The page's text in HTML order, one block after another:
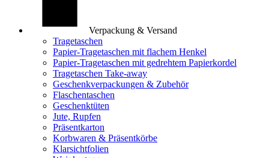
Verpackung & Versand
Tragetaschen
Papier-Tragetaschen mit flachem Henkel
Papier-Tragetaschen mit gedrehtem Papierkordel
Tragetaschen Take-away
Geschenkverpackungen & Zubehör
Flaschentaschen
Geschenktüten
Jute, Rupfen
Präsentkarton
Korbwaren & Präsentkörbe
Klarsichtfolien